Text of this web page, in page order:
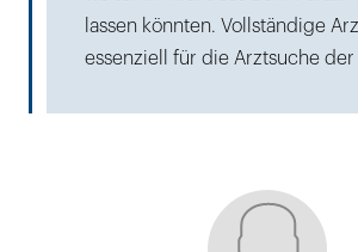
lassen könnten. Vollständige
essenziell für die Arztsuche der